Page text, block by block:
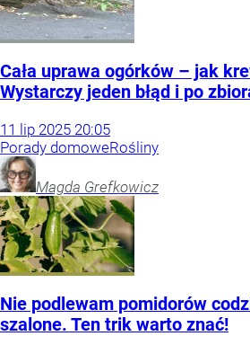
Cała uprawa ogórków – jak
Wystarczy jeden błąd i po
11 lip 2025 20:05
Porady domoweRośliny
Magda Grefkowicz
Nie podlewam pomidorów
szalone. Ten trik warto znać!